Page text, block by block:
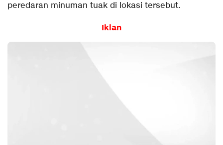
peredaran minuman tuak di lokasi tersebut.
Iklan